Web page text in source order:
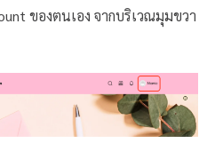
ของตนเอง จากบริเวณมุมขวา